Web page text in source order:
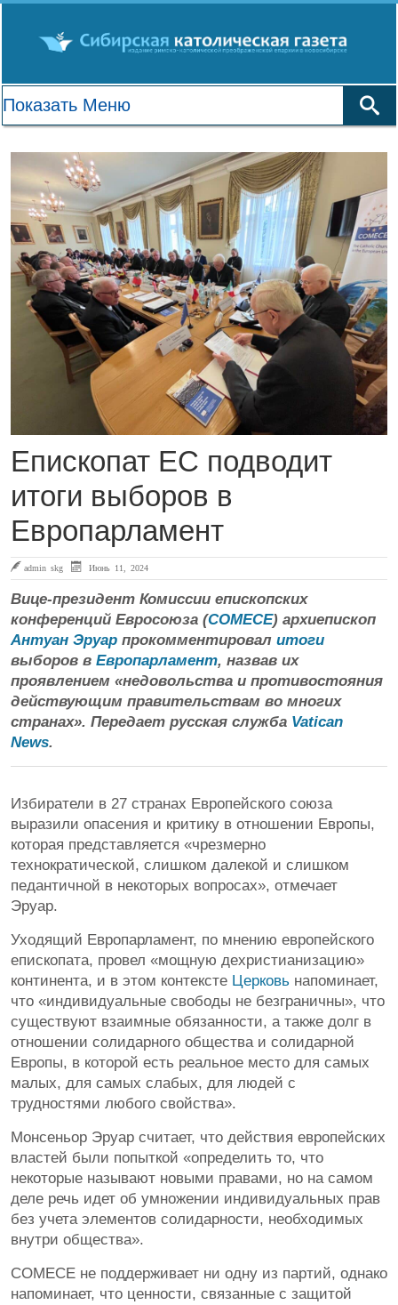
Епископат ЕС подводит
итоги выборов в
Европарламент
admin skg Июнь 11, 2024
Вице-президент Комиссии епископских
конференций Евросоюза (СОМЕСЕ) архиепископ
Антуан Эруар прокомментировал итоги
выборов в Европарламент, назвав их
проявлением «недовольства и противостояния
действующим правительствам во многих
странах». Передает русская служба Vatican
News.
Избиратели в 27 странах Европейского союза
выразили опасения и критику в отношении Европы,
которая представляется «чрезмерно
технократической, слишком далекой и слишком
педантичной в некоторых вопросах», отмечает
Эруар.
Уходящий Европарламент, по мнению европейского
епископата, провел «мощную дехристианизацию»
континента, и в этом контексте Церковь напоминает,
что «индивидуальные свободы не безграничны», что
существуют взаимные обязанности, а также долг в
отношении солидарного общества и солидарной
Европы, в которой есть реальное место для самых
малых, для самых слабых, для людей с
трудностями любого свойства».
Монсеньор Эруар считает, что действия европейских
властей были попыткой «определить то, что
некоторые называют новыми правами, но на самом
деле речь идет об умножении индивидуальных прав
без учета элементов солидарности, необходимых
внутри общества».
СОМЕСЕ не поддерживает ни одну из партий, однако
напоминает, что ценности, связанные с защитой